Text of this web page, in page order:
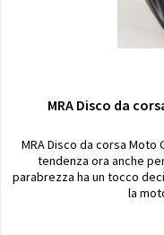
MRA Disco da
MRA Disco da corsa Moto
tendenza ora anche
parabrezza ha un tocco
la